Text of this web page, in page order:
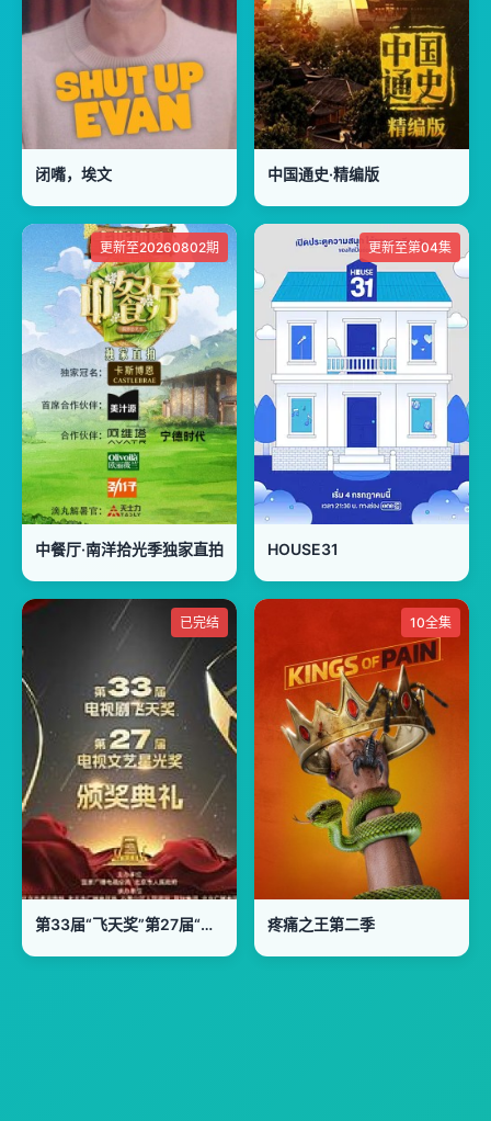
闭嘴，埃文 中国通史·精编版
更新至20260802期
中餐厅·南洋拾光季独家直拍
更新至第04集
HOUSE31
已完结
第33届“飞天奖”第27届“星光奖”颁奖典礼
10全集
疼痛之王第二季